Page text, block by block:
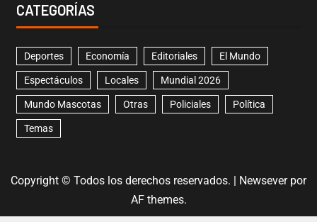
CATEGORÍAS
Deportes Economía Editoriales El Mundo
Espectáculos Locales Mundial 2026
Mundo Mascotas Otras Policiales Política
Temas
Copyright © Todos los derechos reservados. | Newseverpor
AF themes.